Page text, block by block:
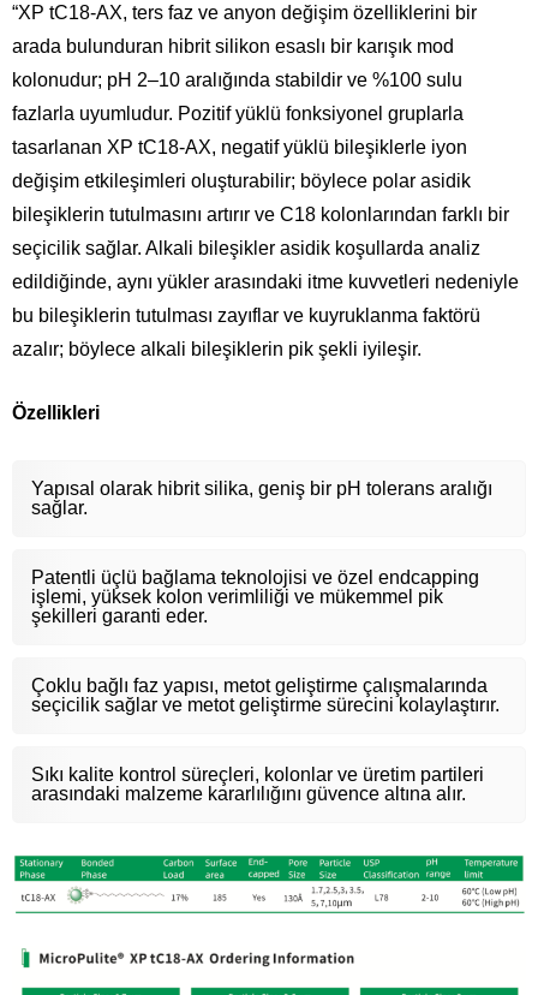
“XP tC18-AX, ters faz ve anyon değişim özelliklerini bir
arada bulunduran hibrit silikon esaslı bir karışık mod
kolonudur; pH 2–10 aralığında stabildir ve %100 sulu
fazlarla uyumludur. Pozitif yüklü fonksiyonel gruplarla
tasarlanan XP tC18-AX, negatif yüklü bileşiklerle iyon
değişim etkileşimleri oluşturabilir; böylece polar asidik
bileşiklerin tutulmasını artırır ve C18 kolonlarından farklı bir
seçicilik sağlar. Alkali bileşikler asidik koşullarda analiz
edildiğinde, aynı yükler arasındaki itme kuvvetleri nedeniyle
bu bileşiklerin tutulması zayıflar ve kuyruklanma faktörü
azalır; böylece alkali bileşiklerin pik şekli iyileşir.
Özellikleri
Yapısal olarak hibrit silika, geniş bir pH tolerans aralığı
sağlar.
Patentli üçlü bağlama teknolojisi ve özel endcapping
işlemi, yüksek kolon verimliliği ve mükemmel pik
şekilleri garanti eder.
Çoklu bağlı faz yapısı, metot geliştirme çalışmalarında
seçicilik sağlar ve metot geliştirme sürecini kolaylaştırır.
Sıkı kalite kontrol süreçleri, kolonlar ve üretim partileri
arasındaki malzeme kararlılığını güvence altına alır.